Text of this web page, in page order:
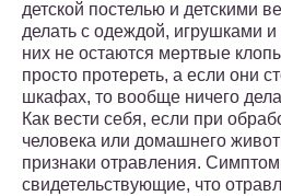
детской постелью и детскими
делать с одеждой, игрушками и
них не остаются мертвые
просто протереть, а если они
шкафах, то вообще ничего
Как вести себя, если при
человека или домашнего
признаки отравления.
свидетельствующие, что